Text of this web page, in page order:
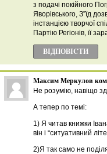
з подачі покійного
Яворівського, З”їд
інстанцією творчої
Партію Регіонів, її
ВІДПОВІCТИ
Максим Меркулов
Не розумію, навіщо
А тепер по темі:
1) Я читав книжки
він і “ситуативний
2)Я так само не